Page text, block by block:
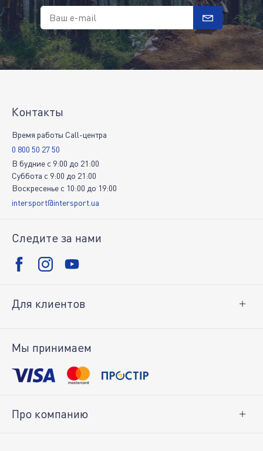
Ваш e-mail
Контакты
Время работы Call-центра
0 800 50 27 50
В будние c 9:00 до 21:00
Суббота c 9:00 до 21:00
Воскресенье c 10:00 до 19:00
intersport@intersport.ua
Следите за нами
Для клиентов
Возврат товара
Мы принимаем
Про компанию